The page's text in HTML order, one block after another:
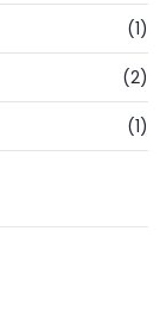
(1)
(2)
(1)